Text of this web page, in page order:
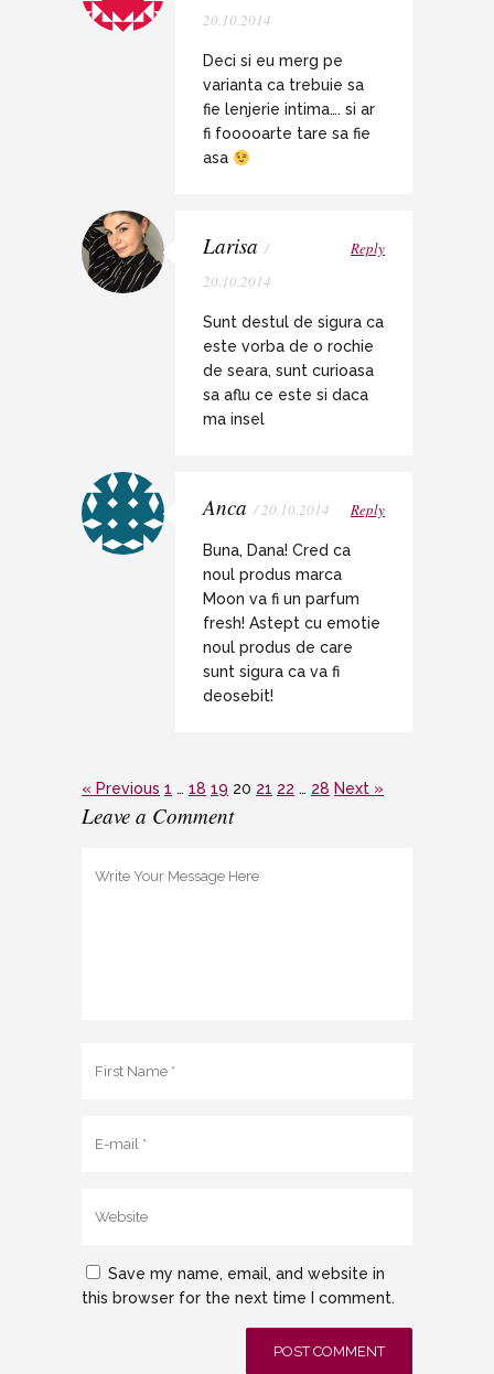
20.10.2014
Deci si eu merg pe
varianta ca trebuie sa
fie lenjerie intima…. si ar
fi fooooarte tare sa fie
asa
Larisa /
20.10.2014
Reply
Sunt destul de sigura ca
este vorba de o rochie
de seara, sunt curioasa
sa aflu ce este si daca
ma insel
Anca / 20.10.2014 Reply
Buna, Dana! Cred ca
noul produs marca
Moon va fi un parfum
fresh! Astept cu emotie
noul produs de care
sunt sigura ca va fi
deosebit!
« Previous 1 … 18 19 20 21 22 … 28 Next »
Leave a Comment
Save my name, email, and website in
this browser for the next time I comment.